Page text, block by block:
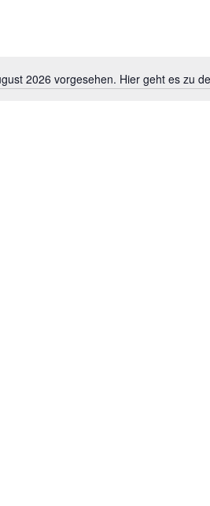
Hinweis
2026 vorgesehen. Hier geht es zu